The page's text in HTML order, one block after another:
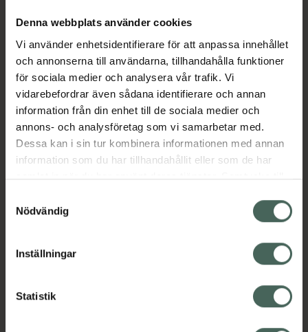
Denna webbplats använder cookies
Vi använder enhetsidentifierare för att anpassa innehållet
och annonserna till användarna, tillhandahålla funktioner
för sociala medier och analysera vår trafik. Vi
vidarebefordrar även sådana identifierare och annan
information från din enhet till de sociala medier och
annons- och analysföretag som vi samarbetar med.
Dessa kan i sin tur kombinera informationen med annan
information som du har tillhandahållit eller som de har
samlat in när du har använt deras tjänster. Samtycke till
återkalla ditt samtycke via webbplatsens
cookieinställningar. Ett återkallat samtycke påverkar inte
lagligheten av behandling som skett innan återkallelsen.
Nödvändig
Inställningar
Statistik
Köp båda för :218 kr
Köp båda
Beskrivning Dölj
Ge obehaget i underlivet enlugnande känsla.
Vårttrollhasselskum ger en
EAN:01220000220713
Barn och föräldrar